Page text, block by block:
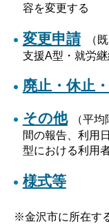
容を変更する
変更申請（既
支援A型・就労
廃止・休止
その他
（平
間の報告、利用
型における利用
様式等
※金沢市に所在す